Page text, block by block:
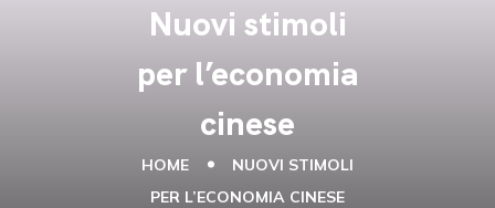
Nuovi stimoli
per l’economia
cinese
HOME
NUOVI STIMOLI
PER L’ECONOMIA CINESE